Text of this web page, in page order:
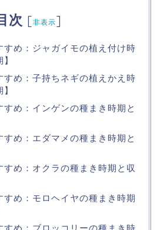
次 [非表示]
すめ：ジャガイモの植え付け時
すめ：子持ちネギの植えかえ時
すめ：インゲンの種まき時期と
すめ：エダマメの種まき時期と
すめ：オクラの種まき時期と収
すめ：モロヘイヤの種まき時期